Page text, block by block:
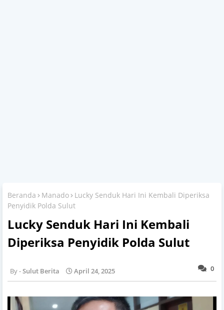
Beranda Manado
Lucky Senduk Hari Ini Kembali Diperiksa
Penyidik Polda Sulut
Lucky Senduk Hari Ini Kembali
Diperiksa Penyidik Polda Sulut
0
Sulut Berita April 24, 2025